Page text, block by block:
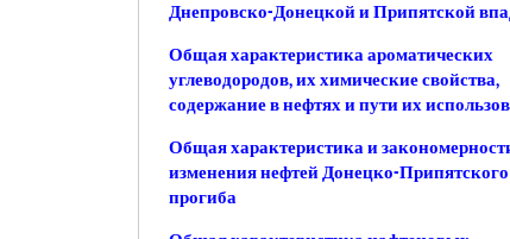
Днепровско-Донецкой и Припятской
Общая характеристика ароматических
углеводородов, их химические свойства,
содержание в нефтях и пути их
Общая характеристика и
изменения нефтей Донецко-Припятского
прогиба